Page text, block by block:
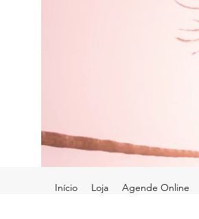
Início Loja Agende Online